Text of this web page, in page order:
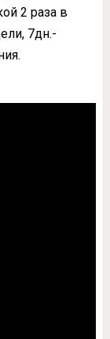
2 раза в
7дн.-